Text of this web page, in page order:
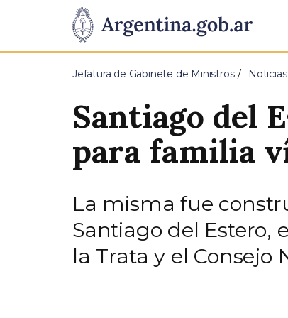
Presidencia
de
Pasar al contenido principal
Jefatura de Gabinete de Ministros
Santiago del
para familia
La misma fue
Santiago del Estero,
la Trata y el Consejo